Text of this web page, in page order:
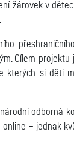
žárovek v
Cílem projektu
kterých si děti
odborná
online – jednak